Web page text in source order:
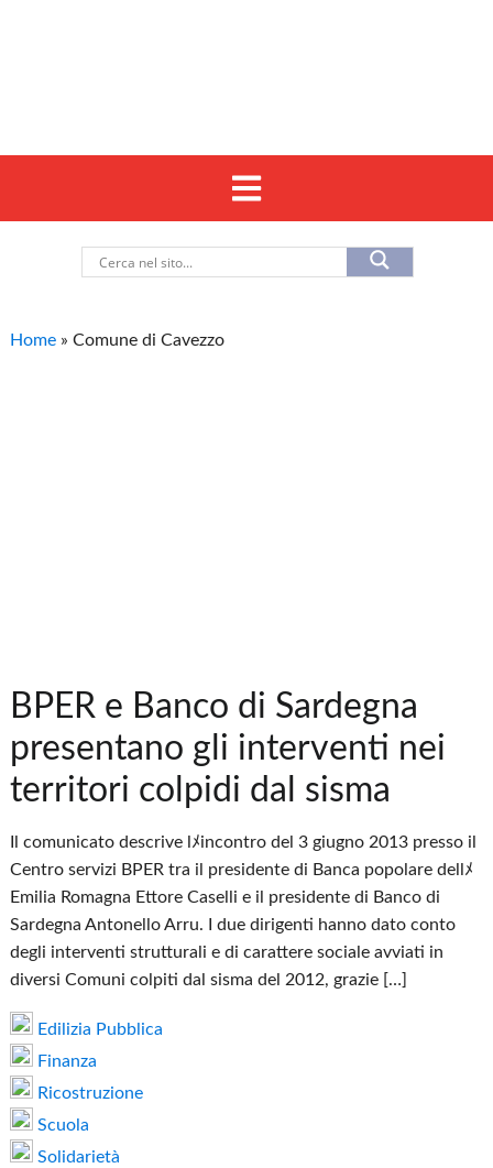
Home »Comune di Cavezzo
BPER e Banco di Sardegna
presentano gli interventi nei
territori colpidi dal sisma
Il comunicato descrive lﾒincontro del 3 giugno 2013 presso il
Centro servizi BPER tra il presidente di Banca popolare dellﾒ
Emilia Romagna Ettore Caselli e il presidente di Banco di
Sardegna Antonello Arru. I due dirigenti hanno dato conto
degli interventi strutturali e di carattere sociale avviati in
diversi Comuni colpiti dal sisma del 2012, grazie […]
Edilizia Pubblica
Finanza
Ricostruzione
Scuola
Solidarietà